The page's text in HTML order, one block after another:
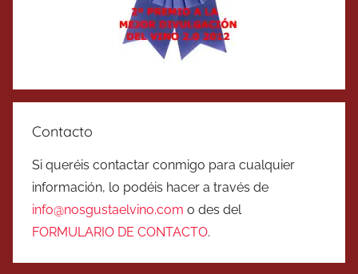
Contacto
Si queréis contactar conmigo para cualquier
información, lo podéis hacer a través de
info@nosgustaelvino.com o des del
FORMULARIO DE CONTACTO.